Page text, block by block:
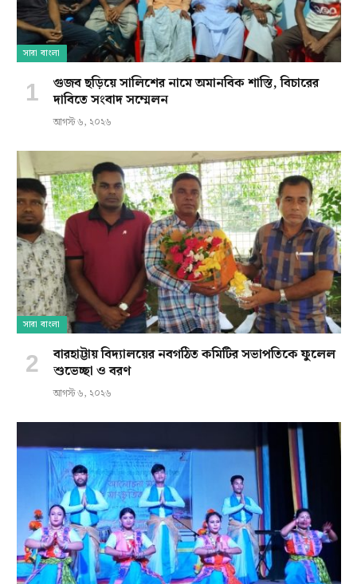
সারা বাংলা
গুজব ছড়িয়ে সালিশের নামে অমানবিক শাস্তি, বিচারের
দাবিতে সংবাদ সম্মেলন
আগস্ট ৬, ২০২৬
সারা বাংলা
বারহাট্টায় বিদ্যালয়ের নবগঠিত কমিটির সভাপতিকে ফুলেল
শুভেচ্ছা ও বরণ
আগস্ট ৬, ২০২৬